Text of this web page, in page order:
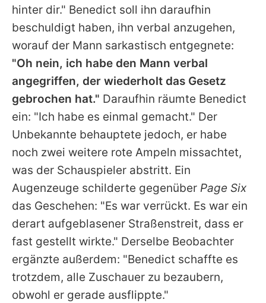
hinter dir." Benedict soll ihn daraufhin
beschuldigt haben, ihn verbal anzugehen,
worauf der Mann sarkastisch entgegnete:
"Oh nein, ich habe den Mann verbal
angegriffen, der wiederholt das Gesetz
gebrochen hat." Daraufhin räumte Benedict
ein: "Ich habe es einmal gemacht." Der
Unbekannte behauptete jedoch, er habe
noch zwei weitere rote Ampeln missachtet,
was der Schauspieler abstritt. Ein
Augenzeuge schilderte gegenüber Page Six
das Geschehen: "Es war verrückt. Es war ein
derart aufgeblasener Straßenstreit, dass er
fast gestellt wirkte." Derselbe Beobachter
ergänzte außerdem: "Benedict schaffte es
trotzdem, alle Zuschauer zu bezaubern,
obwohl er gerade ausflippte."